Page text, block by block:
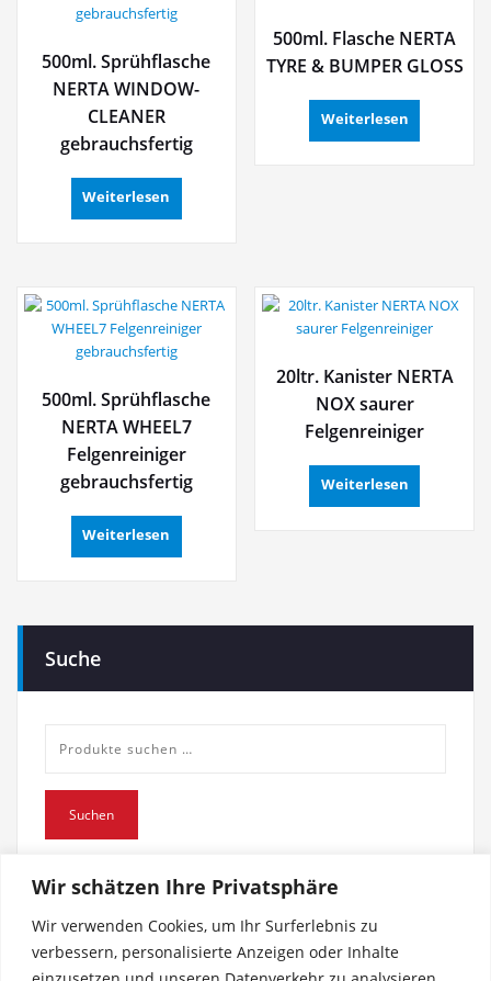
Wir schätzen Ihre Privatsphäre
Wir verwenden Cookies, um Ihr Surferlebnis zu
verbessern, personalisierte Anzeigen oder Inhalte
500ml. Sprühflasche
NERTA WINDOW-
CLEANER
gebrauchsfertig
Weiterlesen
500ml. Flasche NERTA
TYRE & BUMPER GLOSS
Weiterlesen
500ml. Sprühflasche
NERTA WHEEL7
Felgenreiniger
gebrauchsfertig
Weiterlesen
20ltr. Kanister NERTA
NOX saurer
Felgenreiniger
Weiterlesen
Suche
nach:
Suchen